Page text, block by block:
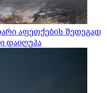
აფეთქების შედეგად
დაიღუპა